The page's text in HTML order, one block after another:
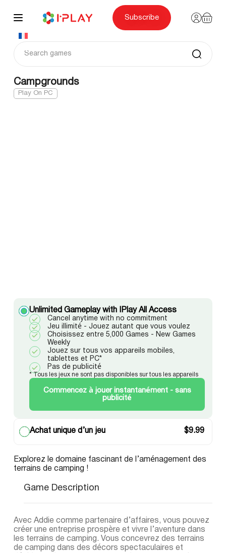
content
Subscribe
Campgrounds
Play On PC
Unlimited Gameplay with IPlay All Access
Cancel anytime with no commitment
Jeu illimité - Jouez autant que vous voulez
Choisissez entre 5,000 Games - New Games
Weekly
Jouez sur tous vos appareils mobiles,
tablettes et PC*
Pas de publicité
* Tous les jeux ne sont pas disponibles sur tous les appareils
Commencez à jouer instantanément - sans
publicité
Achat unique d’un jeu $9.99
Explorez le domaine fascinant de l’aménagement des
terrains de camping !
Game Description
Avec Addie comme partenaire d’affaires, vous pouvez
créer une entreprise prospère et vivre l’aventure dans
les terrains de camping. Vous concevrez des terrains
de camping dans des décors spectaculaires et